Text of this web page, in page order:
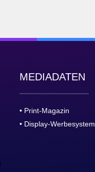
MEDIADATEN
• Print-Magazin
• Display-Werbesystem